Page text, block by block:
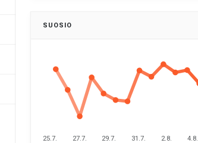
SUOSIO
25.7. 27.7. 29.7. 31.7. 2.8. 4.8.